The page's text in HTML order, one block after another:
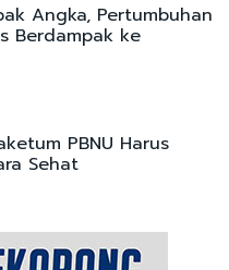
Angka, Pertumbuhan
Berdampak ke
PBNU Harus
Sehat